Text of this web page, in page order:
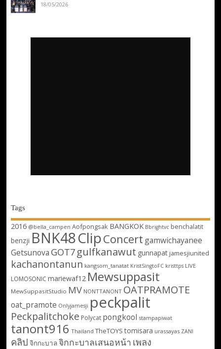
18/05/2026
Tags
2016 @bella_campen Aofpongsak BANGKOK Bbrightvc benchalatit
benzji BNK48ClipConcert gamwichayanee
Getsunova GOT7 gulfkanawut gunnapat jamesjiunited
kachanontanun kangsom_tanatat KristSingtoFC kristtps LIVE
LOMOSONIC mariewaf12 Mewsuppasit
MewSuppasitStudio MV NONTTANONT OATPRAMOTE
oat_pramote Onlyjamesji peckpalit
Peckpalitchoke Polycat pongkool stampapiwat
tanont916 Thailand TheTOYS tomisara urassayas ZANI
คลิป จิกกะบาลจิกกะบาลเสนอหน้า เพลง